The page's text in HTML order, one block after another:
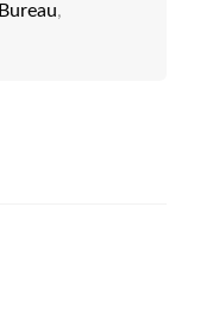
Bureau,